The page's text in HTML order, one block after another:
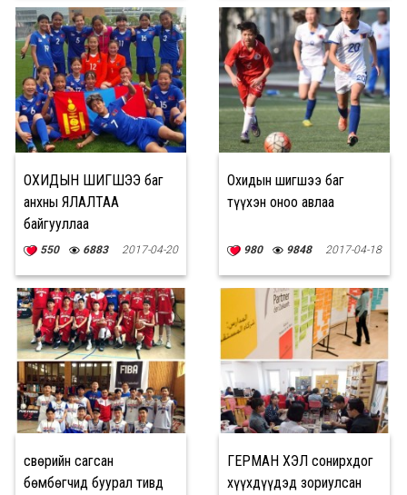
ОХИДЫН ШИГШЭЭ баг
анхны ЯЛАЛТАА
байгууллаа
550 6883 2017-04-20
Охидын шигшээ баг
түүхэн оноо авлаа
980 9848 2017-04-18
Өсвөрийн сагсан
бөмбөгчид буурал тивд
ГЕРМАН ХЭЛ сонирхдог
хүүхдүүдэд зориулсан